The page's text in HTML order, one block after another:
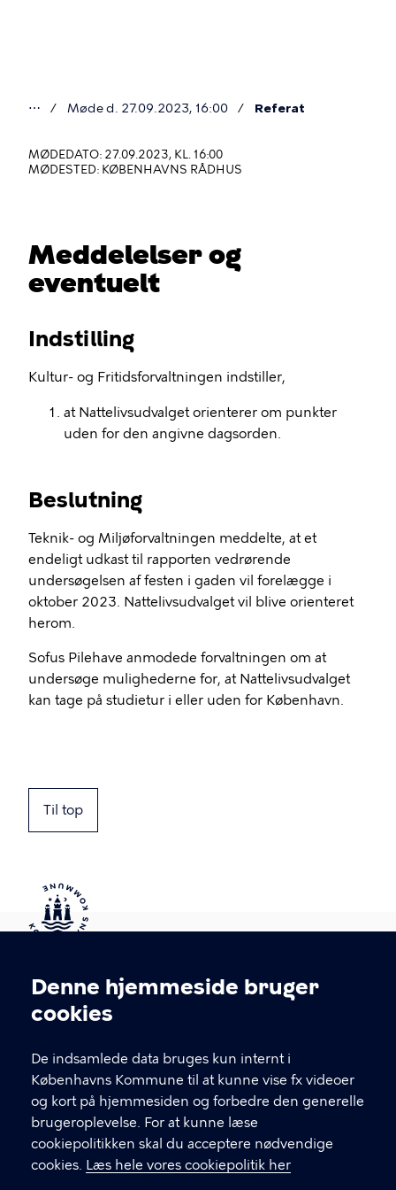
Cookieindstillinger
Denne hjemmeside bruger
cookies
De indsamlede data bruges kun internt i
Københavns Kommune til at kunne vise fx videoer
og kort på hjemmesiden og forbedre den generelle
brugeroplevelse. For at kunne læse
cookiepolitikken skal du acceptere nødvendige
cookies. Læs hele vores cookiepolitik her
er
her
⋯ Møde d. 27.09.2023, 16:00 Referat
MØDEDATO: 27.09.2023, KL. 16:00
MØDESTED: KØBENHAVNS RÅDHUS
Meddelelser og
eventuelt
Indstilling
Kultur- og Fritidsforvaltningen indstiller,
at Nattelivsudvalget orienterer om punkter
uden for den angivne dagsorden.
Beslutning
Teknik- og Miljøforvaltningen meddelte, at et
endeligt udkast til rapporten vedrørende
undersøgelsen af festen i gaden vil forelægge i
oktober 2023. Nattelivsudvalget vil blive orienteret
herom.
Sofus Pilehave anmodede forvaltningen om at
undersøge mulighederne for, at Nattelivsudvalget
kan tage på studietur i eller uden for København.
Til top
Kontakt Københavns Kommune
T
fFind andre kontakter her
CVR-nummer64942212
GENVEJE